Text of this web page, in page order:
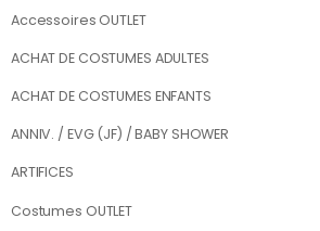
Accessoires OUTLET
ACHAT DE COSTUMES ADULTES
ACHAT DE COSTUMES ENFANTS
ANNIV. / EVG (JF) / BABY SHOWER
ARTIFICES
Costumes OUTLET